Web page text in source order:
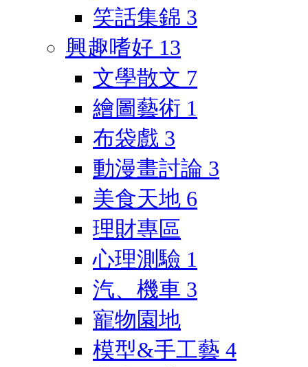
笑話集錦 3
興趣嗜好 13
文學散文 7
繪圖藝術 1
布袋戲 3
動漫畫討論 3
美食天地 6
理財專區
心理測驗 1
汽、機車 3
寵物園地
模型&手工藝 4